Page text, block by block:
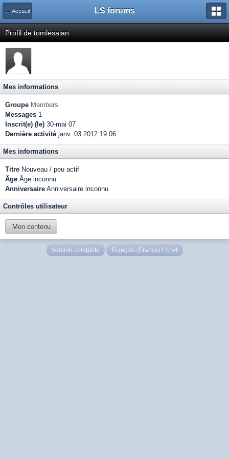
← Accueil LS forums
Profil de tomlesaian
Mes informations
Groupe Members
Messages 1
Inscrit(e) (le) 30-mai 07
Dernière activité janv. 03 2012 19:06
Mes informations
Titre Nouveau / peu actif
Âge Âge inconnu
Anniversaire Anniversaire inconnu
Contrôles utilisateur
Mon contenu
Version complète Français (France) LS v4